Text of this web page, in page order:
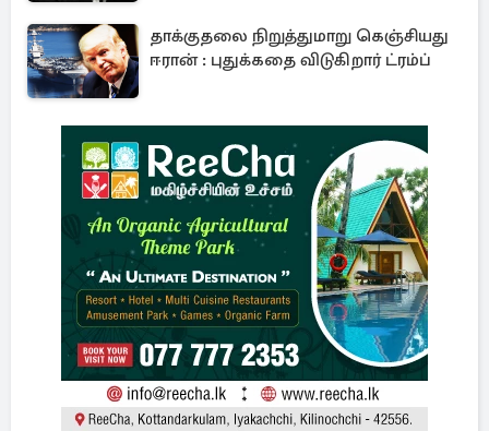
தாக்குதலை நிறுத்துமாறு கெஞ்சியது
ஈரான் : புதுக்கதை விடுகிறார் ட்ரம்ப்